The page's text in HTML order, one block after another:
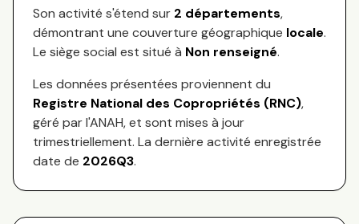
Son activité s'étend sur 2 départements,
démontrant une couverture géographique locale.
Le siège social est situé à Non renseigné.
Les données présentées proviennent du
Registre National des Copropriétés (RNC),
géré par l'ANAH, et sont mises à jour
trimestriellement. La dernière activité enregistrée
date de 2026Q3.